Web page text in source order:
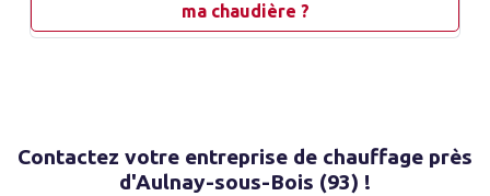
ma chaudière ?
Contactez votre entreprise de chauffage près
d'Aulnay-sous-Bois (93) !